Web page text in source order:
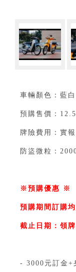
車輛顏色：藍
預購售價：
牌險費用：實
防盜微粒：
​​​​※預購優惠⁣⁣⁣※
預購期間訂購
截止日期：領
- 3000元訂